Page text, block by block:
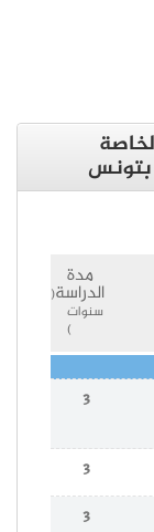
بتونس
مدة
الدراسة(
سنوات
)
3
3
3